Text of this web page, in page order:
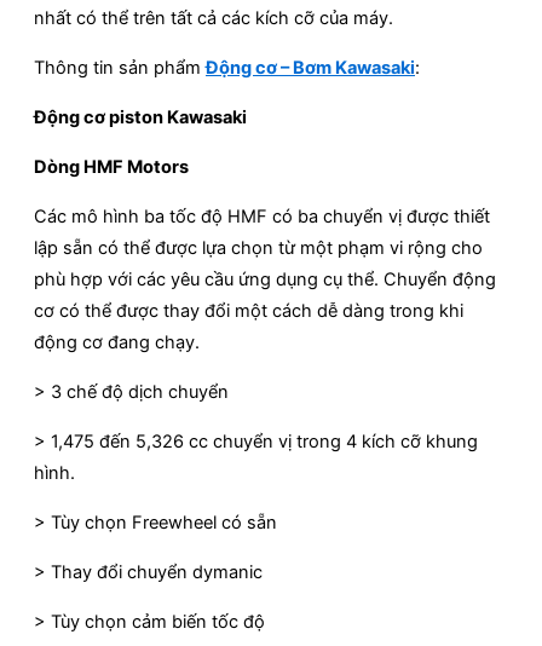
nhất có thể trên tất cả các kích cỡ của máy.
Thông tin sản phẩmĐộng cơ – Bơm Kawasaki:
Động cơ piston Kawasaki
Dòng HMF Motors
Các mô hình ba tốc độ HMF có ba chuyển vị được thiết
lập sẵn có thể được lựa chọn từ một phạm vi rộng cho
phù hợp với các yêu cầu ứng dụng cụ thể. Chuyển động
cơ có thể được thay đổi một cách dễ dàng trong khi
động cơ đang chạy.
> 3 chế độ dịch chuyển
> 1,475 đến 5,326 cc chuyển vị trong 4 kích cỡ khung
hình.
> Tùy chọn Freewheel có sẵn
> Thay đổi chuyển dymanic
> Tùy chọn cảm biến tốc độ